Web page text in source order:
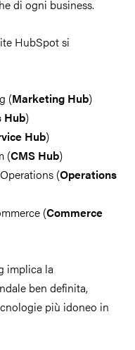
di ogni business.
HubSpot si
(Marketing Hub)
Hub)
Hub)
(CMS Hub)
(Operations
(Commerce
implica la
ben definita,
più idoneo in